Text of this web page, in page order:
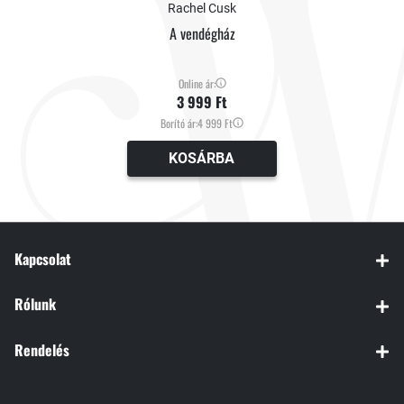
A második kötet, a Tranzit, 2021 őszén, a harmadik, Babérok, 2022
Rachel Cusk
A vendégház
Online ár:
3 999 Ft
Borító ár:4 999 Ft
KOSÁRBA
Kapcsolat
Rólunk
Rendelés